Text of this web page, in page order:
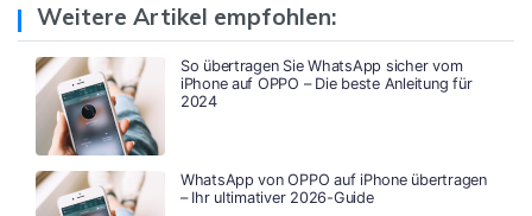
Weitere Artikel empfohlen:
So übertragen Sie WhatsApp sicher vom
iPhone auf OPPO – Die beste Anleitung für
2024
WhatsApp von OPPO auf iPhone übertragen
– Ihr ultimativer 2026-Guide